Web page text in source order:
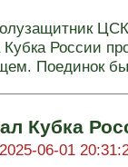
России
Поединок
Кубка
2025-06-01